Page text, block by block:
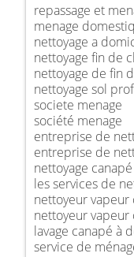
repassage et
menage
nettoyage a
nettoyage fin de
nettoyage de fin
nettoyage sol
societe menage
société menage
entreprise de
entreprise de
nettoyage
les services de
nettoyeur vapeur
nettoyeur vapeur
lavage canapé à
service de